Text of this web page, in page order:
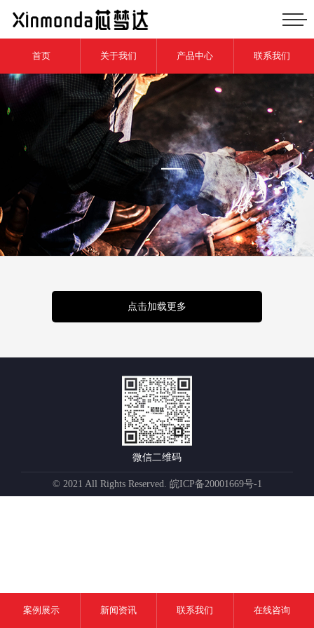
首页 关于我们 产品中心 联系我们
点击加载更多
微信二维码
© 2021 All Rights Reserved. 皖ICP备20001669号-1
案例展示 新闻资讯 联系我们 在线咨询